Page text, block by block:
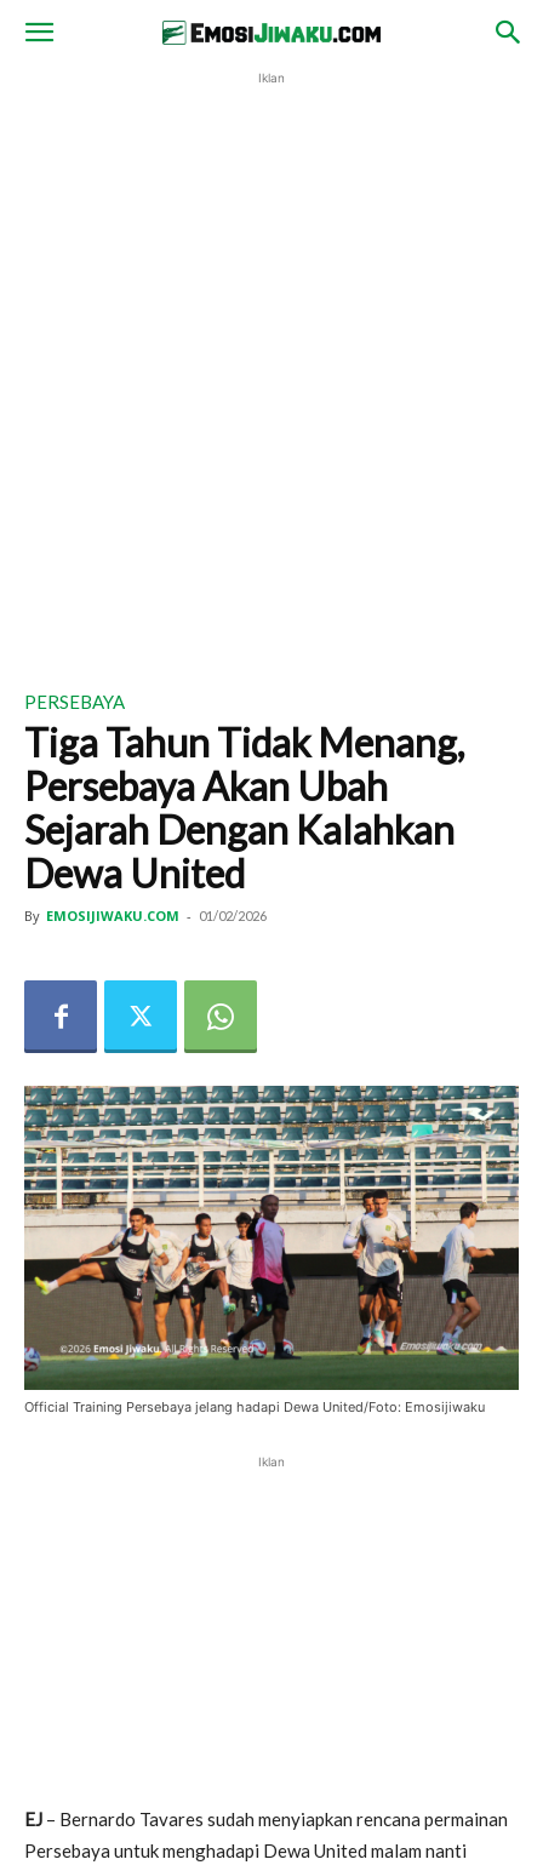
Iklan
PERSEBAYA
Tiga Tahun Tidak Menang,
Persebaya Akan Ubah
Sejarah Dengan Kalahkan
Dewa United
By EMOSIJIWAKU.COM - 01/02/2026
Official Training Persebaya jelang hadapi Dewa United/Foto: Emosijiwaku
Iklan
EJ – Bernardo Tavares sudah menyiapkan rencana permainan
Persebaya untuk menghadapi Dewa United malam nanti